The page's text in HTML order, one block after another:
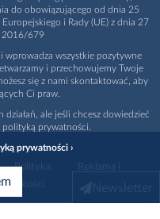
Polityka
promocja
do obowiązującego od dnia 25
i Rady (UE) z dnia 27
2016/679
wprowadza wszystkie pozytywne
i przechowujemy Twoje
się z nami skontaktować, aby
Ci praw.
ale jeśli chcesz dowiedzieć
polityką prywatności.
prywatności ›
Newsletter